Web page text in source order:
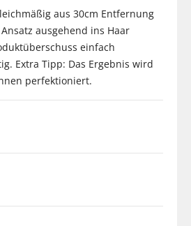
aus 30cm Entfernung
ausgehend ins Haar
einfach
Extra Tipp: Das Ergebnis wird
perfektioniert.